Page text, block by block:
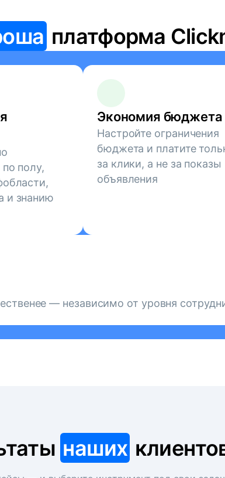
платформа
по полу,
и знанию
Экономия бюджета
Настройте ограничения
бюджета и платите
за клики, а не за показы
объявления
— независимо от уровня
наших